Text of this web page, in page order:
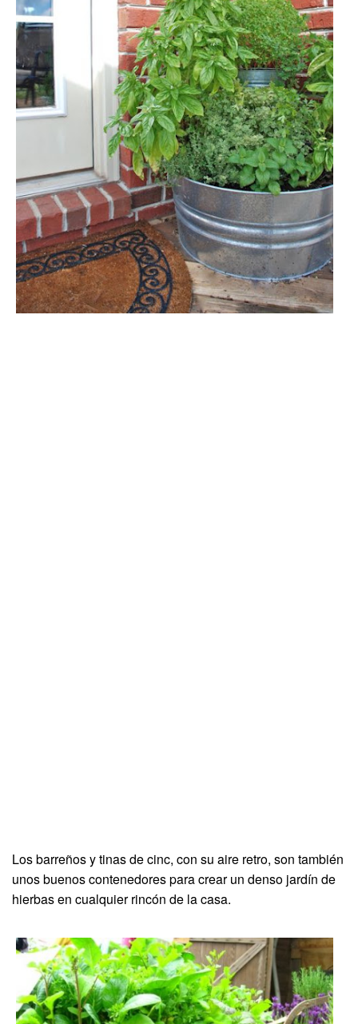
Los barreños y tinas de cinc, con su aire retro, son también
unos buenos contenedores para crear un denso jardín de
hierbas en cualquier rincón de la casa.